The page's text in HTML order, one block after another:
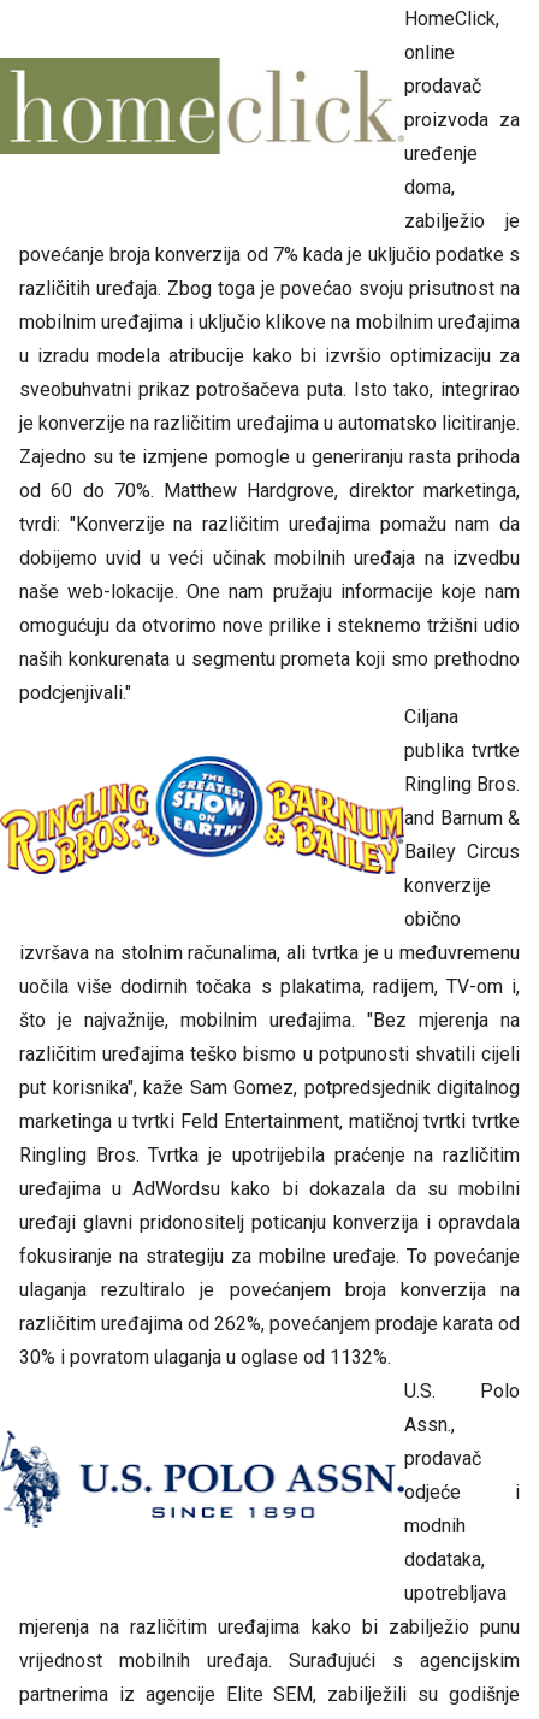
HomeClick,
online
prodavač
proizvoda za
uređenje
doma,
zabilježio je
povećanje broja konverzija od 7% kada je uključio podatke s
različitih uređaja. Zbog toga je povećao svoju prisutnost na
mobilnim uređajima i uključio klikove na mobilnim uređajima
u izradu modela atribucije kako bi izvršio optimizaciju za
sveobuhvatni prikaz potrošačeva puta. Isto tako, integrirao
je konverzije na različitim uređajima u automatsko licitiranje.
Zajedno su te izmjene pomogle u generiranju rasta prihoda
od 60 do 70%. Matthew Hardgrove, direktor marketinga,
tvrdi: "Konverzije na različitim uređajima pomažu nam da
dobijemo uvid u veći učinak mobilnih uređaja na izvedbu
naše web-lokacije. One nam pružaju informacije koje nam
omogućuju da otvorimo nove prilike i steknemo tržišni udio
naših konkurenata u segmentu prometa koji smo prethodno
podcjenjivali."
Ciljana
publika tvrtke
Ringling Bros.
and Barnum &
Bailey Circus
konverzije
obično
izvršava na stolnim računalima, ali tvrtka je u međuvremenu
uočila više dodirnih točaka s plakatima, radijem, TV-om i,
što je najvažnije, mobilnim uređajima. "Bez mjerenja na
različitim uređajima teško bismo u potpunosti shvatili cijeli
put korisnika", kaže Sam Gomez, potpredsjednik digitalnog
marketinga u tvrtki Feld Entertainment, matičnoj tvrtki tvrtke
Ringling Bros. Tvrtka je upotrijebila praćenje na različitim
uređajima u AdWordsu kako bi dokazala da su mobilni
uređaji glavni pridonositelj poticanju konverzija i opravdala
fokusiranje na strategiju za mobilne uređaje. To povećanje
ulaganja rezultiralo je povećanjem broja konverzija na
različitim uređajima od 262%, povećanjem prodaje karata od
30% i povratom ulaganja u oglase od 1132%.
U.S. Polo
Assn.,
prodavač
odjeće i
modnih
dodataka,
upotrebljava
mjerenja na različitim uređajima kako bi zabilježio punu
vrijednost mobilnih uređaja. Surađujući s agencijskim
partnerima iz agencije Elite SEM, zabilježili su godišnje